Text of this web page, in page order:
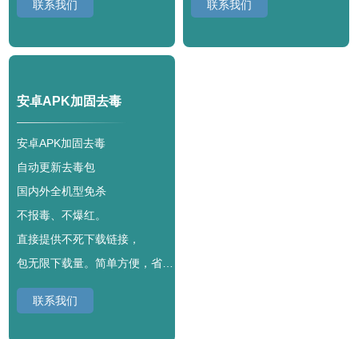
联系我们 联系我们
安卓APK加固去毒
安卓APK加固去毒
自动更新去毒包
国内外全机型免杀
不报毒、不爆红。
直接提供不死下载链接，
包无限下载量。简单方便，省心无忧。
联系我们